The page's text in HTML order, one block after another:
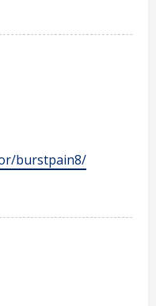
burstpain8/